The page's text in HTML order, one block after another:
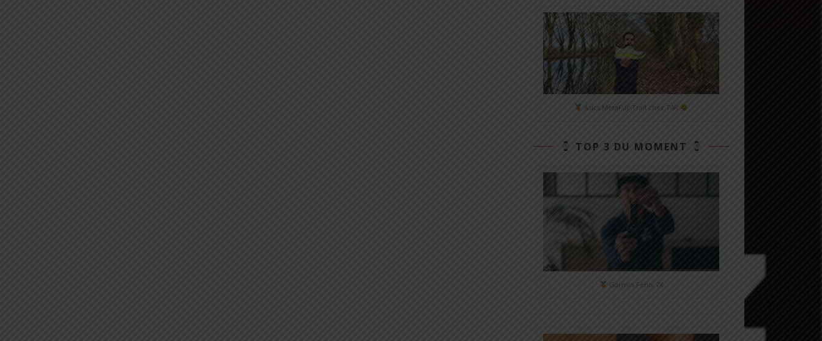
Asics MetaFuji Trail chez T4R
TOP 3 DU MOMENT
Garmin Fénix 7X